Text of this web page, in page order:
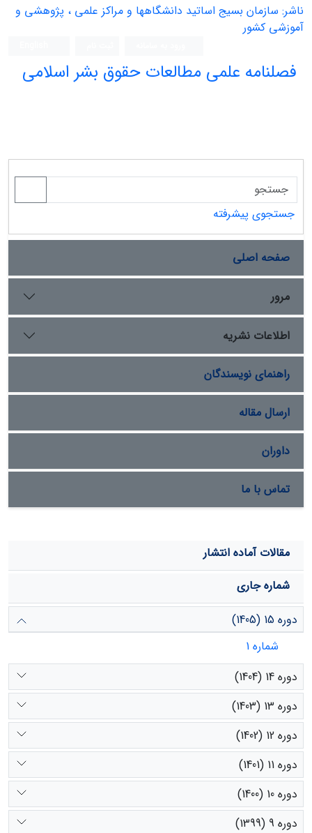
ناشر: سازمان بسیج اساتید دانشگاهها و مراکز علمی ، پژوهشی و
آموزشی کشور
فصلنامه علمی مطالعات حقوق بشر اسلامی
جستجوی پیشرفته
صفحه اصلی
مرور
اطلاعات نشریه
راهنمای نویسندگان
ارسال مقاله
داوران
تماس با ما
مقالات آماده انتشار
شماره جاری
دوره 15 (1405)
شماره 1
دوره 14 (1404)
دوره 13 (1403)
دوره 12 (1402)
دوره 11 (1401)
دوره 10 (1400)
دوره 9 (1399)